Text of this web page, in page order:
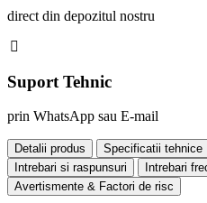
direct din depozitul nostru
Suport Tehnic
prin WhatsApp sau E-mail
Detalii produs Specificatii tehnice
Intrebari si raspunsuri
Intrebari
Avertismente & Factori de risc